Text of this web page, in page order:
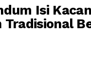
Isi
Tradisional